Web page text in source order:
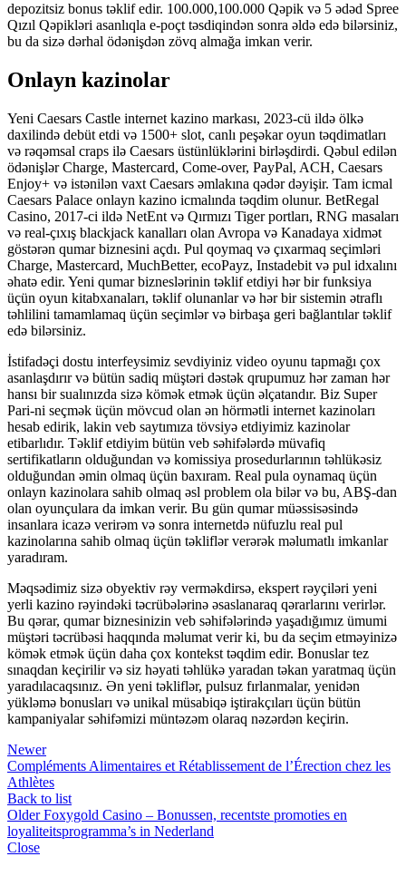
depozitsiz bonus təklif edir. 100.000,100.000 Qəpik və 5 ədəd Spree
Qızıl Qəpikləri asanlıqla e-poçt təsdiqindən sonra əldə edə bilərsiniz,
bu da sizə dərhal ödənişdən zövq almağa imkan verir.
Onlayn kazinolar
Yeni Caesars Castle internet kazino markası, 2023-cü ildə ölkə
daxilində debüt etdi və 1500+ slot, canlı peşəkar oyun təqdimatları
və rəqəmsal craps ilə Caesars üstünlüklərini birləşdirdi. Qəbul edilən
ödənişlər Charge, Mastercard, Come-over, PayPal, ACH, Caesars
Enjoy+ və istənilən vaxt Caesars əmlakına qədər dəyişir. Tam icmal
Caesars Palace onlayn kazino icmalında təqdim olunur. BetRegal
Casino, 2017-ci ildə NetEnt və Qırmızı Tiger portları, RNG masaları
və real-çıxış blackjack kanalları olan Avropa və Kanadaya xidmət
göstərən qumar biznesini açdı. Pul qoymaq və çıxarmaq seçimləri
Charge, Mastercard, MuchBetter, ecoPayz, Instadebit və pul idxalını
əhatə edir. Yeni qumar bizneslərinin təklif etdiyi hər bir funksiya
üçün oyun kitabxanaları, təklif olunanlar və hər bir sistemin ətraflı
təhlilini tamamlamaq üçün seçimlər və birbaşa geri bağlantılar təklif
edə bilərsiniz.
İstifadəçi dostu interfeysimiz sevdiyiniz video oyunu tapmağı çox
asanlaşdırır və bütün sadiq müştəri dəstək qrupumuz hər zaman hər
hansı bir sualınızda sizə kömək etmək üçün əlçatandır. Biz Super
Pari-ni seçmək üçün mövcud olan ən hörmətli internet kazinoları
hesab edirik, lakin veb saytımıza tövsiyə etdiyimiz kazinolar
etibarlıdır. Təklif etdiyim bütün veb səhifələrdə müvafiq
sertifikatların olduğundan və komissiya prosedurlarının təhlükəsiz
olduğundan əmin olmaq üçün baxıram. Real pula oynamaq üçün
onlayn kazinolara sahib olmaq əsl problem ola bilər və bu, ABŞ-dan
olan oyunçulara da imkan verir. Bu gün qumar müəssisəsində
insanlara icazə verirəm və sonra internetdə nüfuzlu real pul
kazinolarına sahib olmaq üçün təkliflər verərək məlumatlı imkanlar
yaradıram.
Məqsədimiz sizə obyektiv rəy verməkdirsə, ekspert rəyçiləri yeni
yerli kazino rəyindəki təcrübələrinə əsaslanaraq qərarlarını verirlər.
Bu qərar, qumar biznesinizin veb səhifələrində yaşadığımız ümumi
müştəri təcrübəsi haqqında məlumat verir ki, bu da seçim etməyinizə
kömək etmək üçün daha çox kontekst təqdim edir. Bonuslar tez
sınaqdan keçirilir və siz həyati təhlükə yaradan təkan yaratmaq üçün
yaradılacaqsınız. Ən yeni təkliflər, pulsuz fırlanmalar, yenidən
yükləmə bonusları və unikal müsabiqə iştirakçıları üçün bütün
kampaniyalar səhifəmizi müntəzəm olaraq nəzərdən keçirin.
Newer
Compléments Alimentaires et Rétablissement de l’Érection chez les
Athlètes
Back to list
Older Foxygold Casino – Bonussen, recentste promoties en
loyaliteitsprogramma’s in Nederland
Close